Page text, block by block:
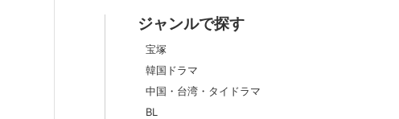
ジャンルで探す
宝塚
韓国ドラマ
中国・台湾・タイドラマ
BL